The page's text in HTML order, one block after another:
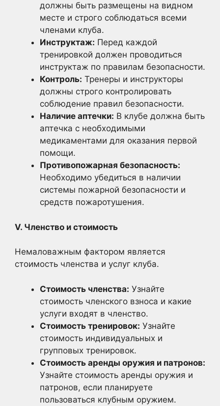
должны быть размещены на видном
месте и строго соблюдаться всеми
членами клуба.
Инструктаж: Перед каждой
тренировкой должен проводиться
инструктаж по правилам безопасности.
Контроль: Тренеры и инструкторы
должны строго контролировать
соблюдение правил безопасности.
Наличие аптечки: В клубе должна быть
аптечка с необходимыми
медикаментами для оказания первой
помощи.
Противопожарная безопасность:
Необходимо убедиться в наличии
системы пожарной безопасности и
средств пожаротушения.
V. Членство и стоимость
Немаловажным фактором является
стоимость членства и услуг клуба.
Стоимость членства: Узнайте
стоимость членского взноса и какие
услуги входят в членство.
Стоимость тренировок: Узнайте
стоимость индивидуальных и
групповых тренировок.
Стоимость аренды оружия и патронов:
Узнайте стоимость аренды оружия и
патронов, если планируете
пользоваться клубным оружием.